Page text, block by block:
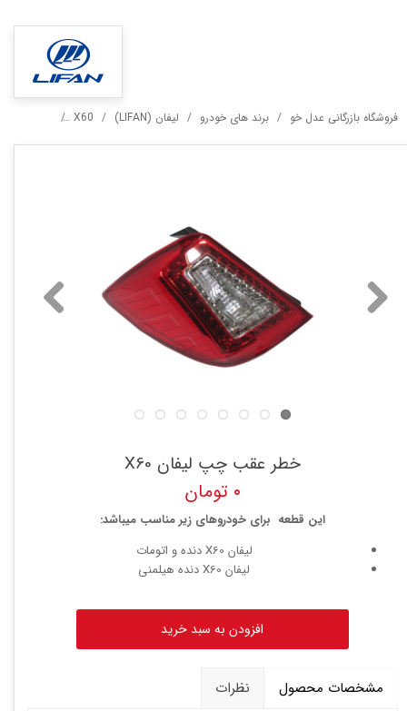
فروشگاه بازرگانی عدل خو برند های خودرو لیفان (LIFAN) X60
خطر عقب چپ لیفان X60
۰ تومان
این قطعه برای خودروهای زیر مناسب میباشد:
لیفان X60 دنده و اتومات
لیفان X60 دنده هیلمنی
افزودن به سبد خرید
مشخصات محصول نظرات